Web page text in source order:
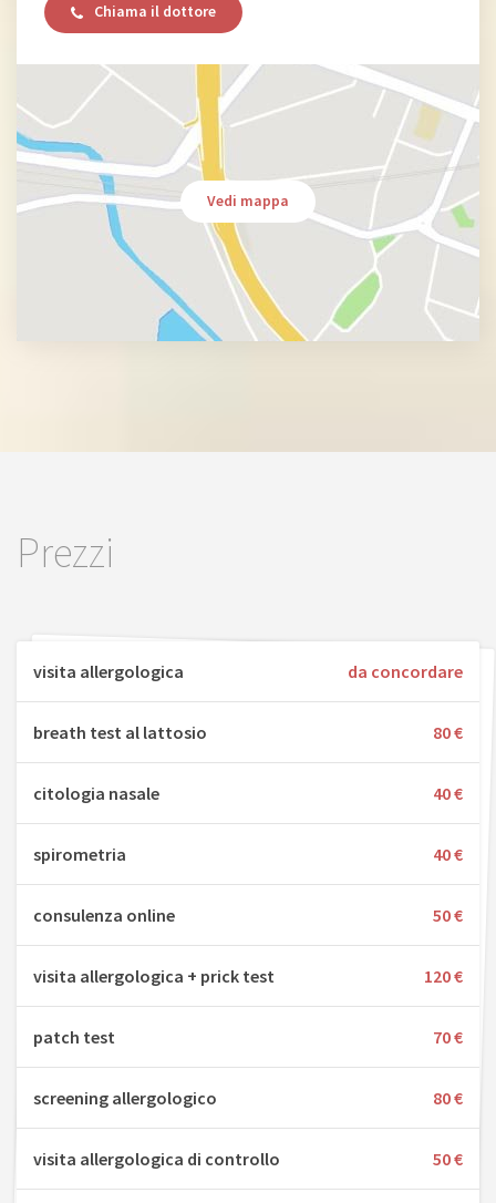
Chiama il dottore
Vedi mappa
Prezzi
visita allergologica da concordare
breath test al lattosio 80 €
citologia nasale 40 €
spirometria 40 €
consulenza online 50 €
visita allergologica + prick test 120 €
patch test 70 €
screening allergologico 80 €
visita allergologica di controllo 50 €